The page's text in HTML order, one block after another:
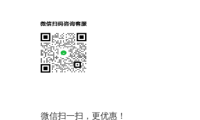
微信扫一扫，更优惠！